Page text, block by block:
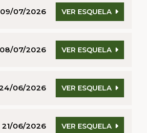
09/07/2026 VER ESQUELA
08/07/2026 VER ESQUELA
06/2026 VER ESQUELA
21/06/2026 VER ESQUELA